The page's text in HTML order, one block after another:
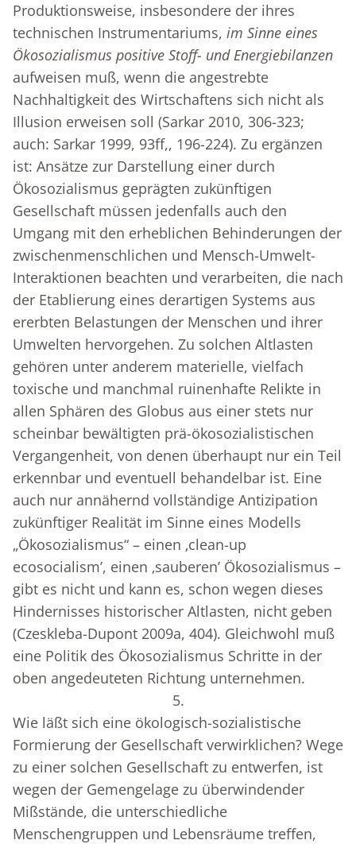
Produktionsweise, insbesondere der ihres
technischen Instrumentariums, im Sinne eines
Ökosozialismus positive Stoff- und Energiebilanzen
aufweisen muß, wenn die angestrebte
Nachhaltigkeit des Wirtschaftens sich nicht als
Illusion erweisen soll (Sarkar 2010, 306-323;
auch: Sarkar 1999, 93ff,, 196-224). Zu ergänzen
ist: Ansätze zur Darstellung einer durch
Ökosozialismus geprägten zukünftigen
Gesellschaft müssen jedenfalls auch den
Umgang mit den erheblichen Behinderungen der
zwischenmenschlichen und Mensch-Umwelt-
Interaktionen beachten und verarbeiten, die nach
der Etablierung eines derartigen Systems aus
ererbten Belastungen der Menschen und ihrer
Umwelten hervorgehen. Zu solchen Altlasten
gehören unter anderem materielle, vielfach
toxische und manchmal ruinenhafte Relikte in
allen Sphären des Globus aus einer stets nur
scheinbar bewältigten prä-ökosozialistischen
Vergangenheit, von denen überhaupt nur ein Teil
erkennbar und eventuell behandelbar ist. Eine
auch nur annähernd vollständige Antizipation
zukünftiger Realität im Sinne eines Modells
„Ökosozialismus“ – einen ‚clean-up
ecosocialism’, einen ‚sauberen’ Ökosozialismus –
gibt es nicht und kann es, schon wegen dieses
Hindernisses historischer Altlasten, nicht geben
(Czeskleba-Dupont 2009a, 404). Gleichwohl muß
eine Politik des Ökosozialismus Schritte in der
oben angedeuteten Richtung unternehmen.
5.
Wie läßt sich eine ökologisch-sozialistische
Formierung der Gesellschaft verwirklichen? Wege
zu einer solchen Gesellschaft zu entwerfen, ist
wegen der Gemengelage zu überwindender
Mißstände, die unterschiedliche
Menschengruppen und Lebensräume treffen,